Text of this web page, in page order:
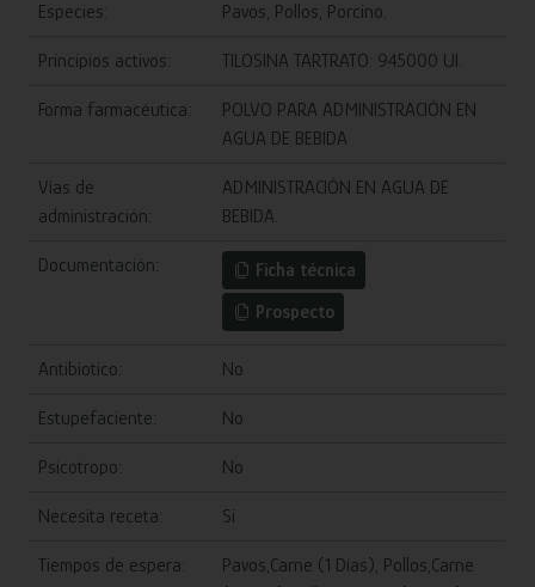
Especies: Pavos, Pollos, Porcino.
Principios activos: TILOSINA TARTRATO: 945000 UI.
Forma farmacéutica:
POLVO PARA ADMINISTRACIÓN EN
AGUA DE BEBIDA
Vías de
administración:
ADMINISTRACIÓN EN AGUA DE
BEBIDA.
Documentación:
Ficha técnica
Prospecto
Antibiotico: No
Estupefaciente: No
Psicotropo: No
Necesita receta: Si
Tiempos de espera:
Pavos,Carne (1 Días), Pollos,Carne